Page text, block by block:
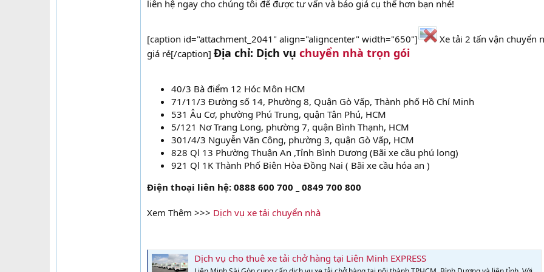
liên hệ ngay cho chúng tôi để được tư vấn và báo giá cụ thể hơn bạn nhé!
[caption id="attachment_2041" align="aligncenter" width="650"]
Xe tải 2 tấn vận chuyển
giá rẻ[/caption] Địa chỉ: Dịch vụ chuyển nhà trọn gói
40/3 Bà điểm 12 Hóc Môn HCM
71/11/3 Đường số 14, Phường 8, Quận Gò Vấp, Thành phố Hồ Chí Minh
531 Âu Cơ, phường Phú Trung, quận Tân Phú, HCM
5/121 Nơ Trang Long, phường 7, quận Bình Thạnh, HCM
301/4/3 Nguyễn Văn Công, phường 3, quận Gò Vấp, HCM
828 Ql 13 Phường Thuận An ,Tỉnh Bình Dương (Bãi xe cầu phú long)
921 Ql 1K Thành Phố Biên Hòa Đồng Nai ( Bãi xe cầu hóa an )
Điện thoại liên hệ: 0888 600 700 _ 0849 700 800
Xem Thêm >>> Dịch vụ xe tải chuyển nhà
Dịch vụ cho thuê xe tải chở hàng tại Liên Minh EXPRESS